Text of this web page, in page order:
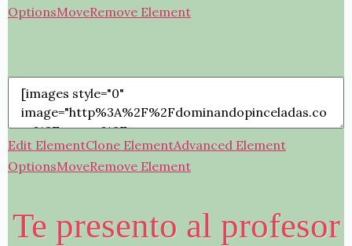
OptionsMoveRemove Element
Edit ElementClone ElementAdvanced Element
OptionsMoveRemove Element
Te presento al profesor